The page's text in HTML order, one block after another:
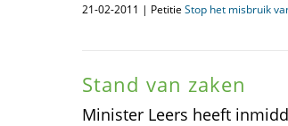
21-02-2011 | Petitie Stop het misbruik
Stand van zaken
Minister Leers heeft